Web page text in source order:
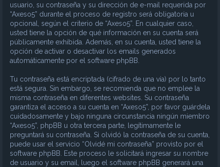
usuario, su contraseña y su dirección de e-mail requerida por
“Axeso5” durante el proceso de registro será obligatoria u
opcional, según el criterio de “Axeso5”. En cualquier caso,
usted tiene la opción de qué información en su cuenta será
públicamente exhibida. Además, en su cuenta, usted tiene la
opción de activar o desactivar los emails generados
automáticamente por el software phpBB.
Tu contraseña está encriptada (cifrado de una vía) por lo tanto
está segura. Sin embargo, se recomienda que no emplee la
misma contraseña en diferentes websites. Su contraseña
garantiza el acceso a su cuenta en “Axeso5”, por favor guárdela
cuidadosamente y bajo ninguna circunstancia ningún miembro
“Axeso5”, phpBB u otra tercera parte, legítimamente le
preguntará su contraseña. Si olvidó la contraseña de su cuenta,
puede usar el servicio “Olvidé mi contraseña” provisto por el
software phpBB. Este proceso le solicitará ingresar su nombre
de usuario y su email, luego el software phpBB generará una